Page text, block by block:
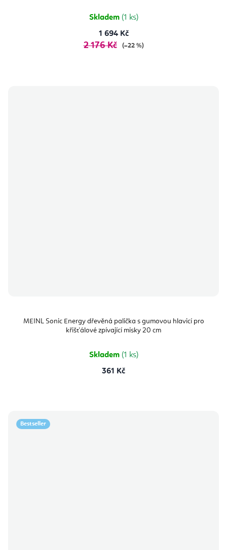
Skladem (1 ks)
1 694 Kč
2 176 Kč (–22 %)
MEINL Sonic Energy dřevěná palička s gumovou hlavicí pro
křišťálové zpívající misky 20 cm
Skladem (1 ks)
361 Kč
Bestseller